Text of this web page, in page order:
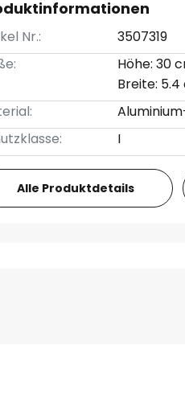
Nr.:
3507319
Höhe: 30
Breite:
I
Alle Produktdetails